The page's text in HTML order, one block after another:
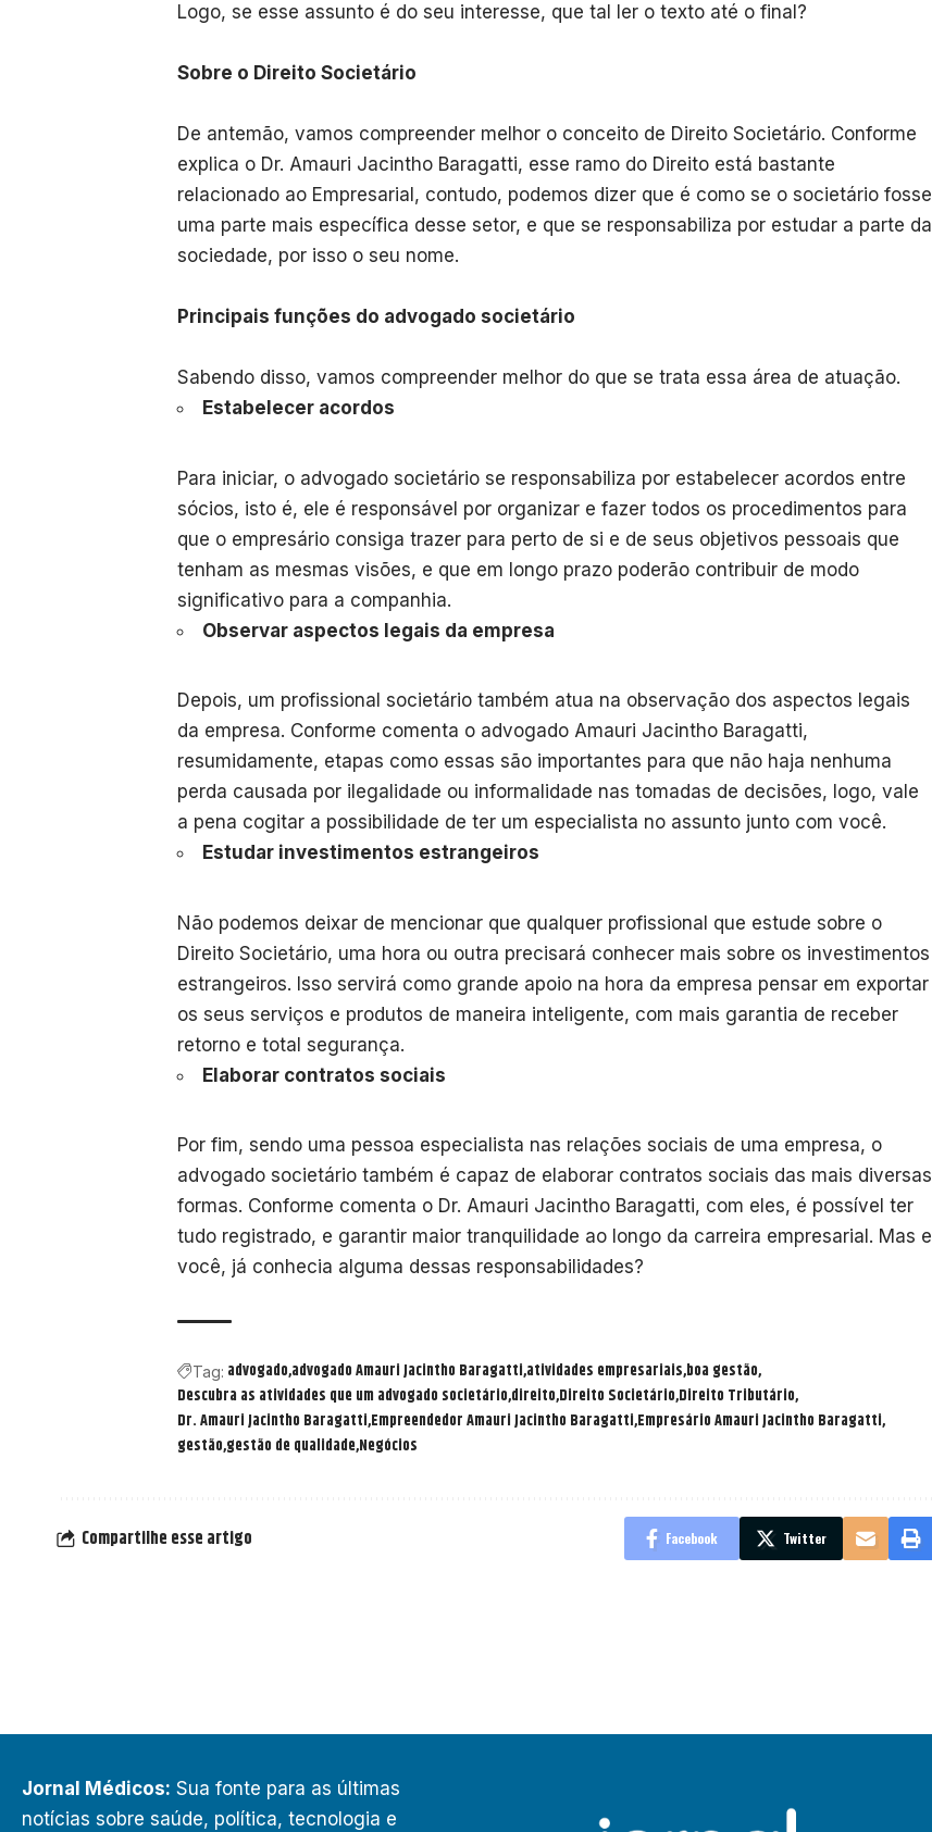
Logo, se esse assunto é do seu interesse, que tal ler o texto até o final?
Sobre o Direito Societário
De antemão, vamos compreender melhor o conceito de Direito Societário. Conforme
explica o Dr. Amauri Jacintho Baragatti, esse ramo do Direito está bastante
relacionado ao Empresarial, contudo, podemos dizer que é como se o societário fosse
uma parte mais específica desse setor, e que se responsabiliza por estudar a parte da
sociedade, por isso o seu nome.
Principais funções do advogado societário
Sabendo disso, vamos compreender melhor do que se trata essa área de atuação.
Estabelecer acordos
Para iniciar, o advogado societário se responsabiliza por estabelecer acordos entre
sócios, isto é, ele é responsável por organizar e fazer todos os procedimentos para
que o empresário consiga trazer para perto de si e de seus objetivos pessoais que
tenham as mesmas visões, e que em longo prazo poderão contribuir de modo
significativo para a companhia.
Observar aspectos legais da empresa
Depois, um profissional societário também atua na observação dos aspectos legais
da empresa. Conforme comenta o advogado Amauri Jacintho Baragatti,
resumidamente, etapas como essas são importantes para que não haja nenhuma
perda causada por ilegalidade ou informalidade nas tomadas de decisões, logo, vale
a pena cogitar a possibilidade de ter um especialista no assunto junto com você.
Estudar investimentos estrangeiros
Não podemos deixar de mencionar que qualquer profissional que estude sobre o
Direito Societário, uma hora ou outra precisará conhecer mais sobre os investimentos
estrangeiros. Isso servirá como grande apoio na hora da empresa pensar em exportar
os seus serviços e produtos de maneira inteligente, com mais garantia de receber
retorno e total segurança.
Elaborar contratos sociais
Por fim, sendo uma pessoa especialista nas relações sociais de uma empresa, o
advogado societário também é capaz de elaborar contratos sociais das mais diversas
formas. Conforme comenta o Dr. Amauri Jacintho Baragatti, com eles, é possível ter
tudo registrado, e garantir maior tranquilidade ao longo da carreira empresarial. Mas e
você, já conhecia alguma dessas responsabilidades?
Tag: advogado advogado Amauri Jacintho Baragatti atividades empresariais boa gestão
Descubra as atividades que um advogado societário direito Direito Societário Direito Tributário
Dr. Amauri Jacintho Baragatti Empreendedor Amauri Jacintho Baragatti Empresário Amauri Jacintho Baragatti
gestão gestão de qualidade Negócios
Compartilhe esse artigo Facebook Twitter
Jornal Médicos: Sua fonte para as últimas
notícias sobre saúde, política, tecnologia e